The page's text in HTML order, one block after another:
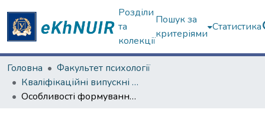
Розділи
та
колекції
Пошук за
критеріями
Статистика
Головна
Факультет психології
Кваліфікаційні випускні роботи магістрів. Факультет психології
Особливості формування професійної ідентичності студентів психологів